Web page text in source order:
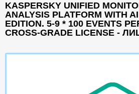
KASPERSKY UNIFIED
ANALYSIS PLATFORM WITH
EDITION. 5-9 * 100 EVENTS
CROSS-GRADE LICENSE -